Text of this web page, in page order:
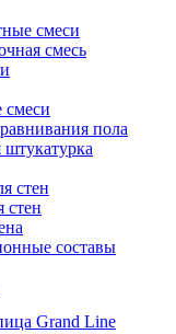
смеси
смесь
пола
штукатурка
стен
стен
составы
Grand Line